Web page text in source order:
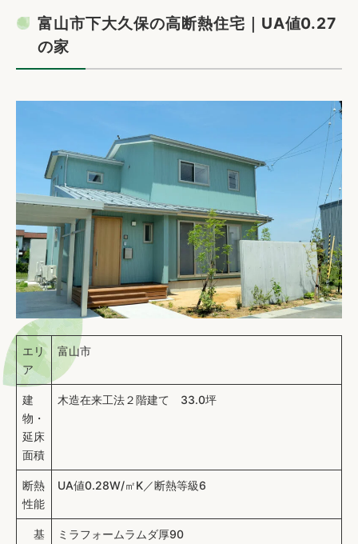
・
富山市下大久保の高断熱住宅｜UA値0.27
の家
エリ
ア
富山市
建
物・
延床
面積
木造在来工法２階建て 33.0坪
断熱
性能
UA値0.28W/㎡K／断熱等級6
基
ミラフォームラムダ厚90